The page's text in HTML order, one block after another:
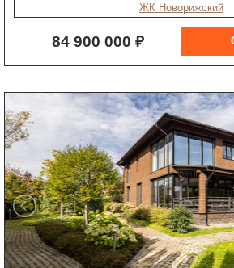
ЖК Новорижский
84 900 000 ₽